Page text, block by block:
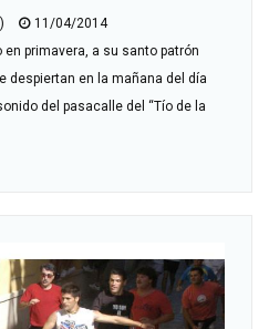
11/04/2014
primavera, a su santo patrón
despiertan en la mañana del día
del pasacalle del “Tío de la